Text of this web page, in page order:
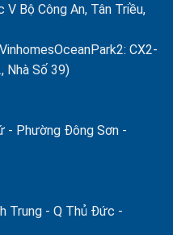
Bộ Công An, Tân Triều,
CX2-
Nhà Số 39)
- Phường Đông Sơn -
Trung - Q Thủ Đức -